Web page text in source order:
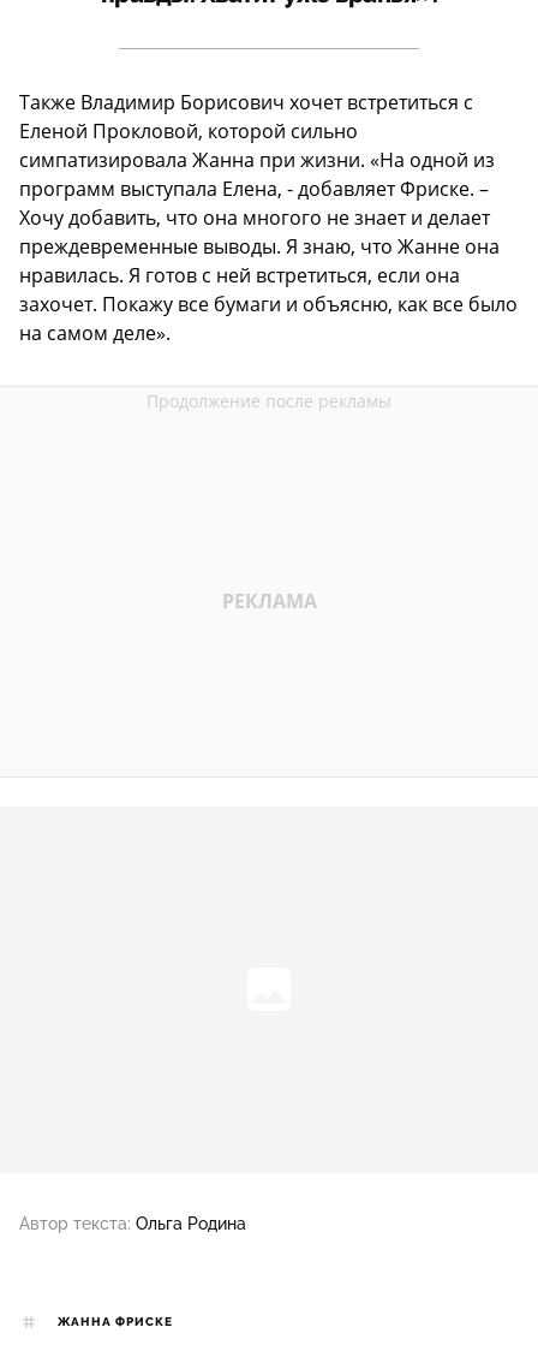
Также Владимир Борисович хочет встретиться с
Еленой Прокловой, которой сильно
симпатизировала Жанна при жизни. «На одной из
программ выступала Елена, - добавляет Фриске. –
Хочу добавить, что она многого не знает и делает
преждевременные выводы. Я знаю, что Жанне она
нравилась. Я готов с ней встретиться, если она
захочет. Покажу все бумаги и объясню, как все было
на самом деле».
Автор текста: Ольга Родина
ЖАННА ФРИСКЕ